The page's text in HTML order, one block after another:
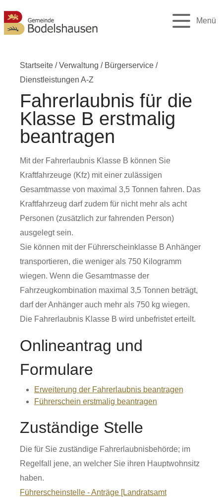
Menü
Startseite /Verwaltung / Bürgerservice /
Dienstleistungen A-Z
Fahrerlaubnis für die
Klasse B erstmalig
beantragen
Mit der Fahrerlaubnis Klasse B können Sie
Kraftfahrzeuge (Kfz) mit einer zulässigen
Gesamtmasse von maximal 3,5 Tonnen fahren. Das
Kraftfahrzeug darf zudem für nicht mehr als acht
Personen (zusätzlich zur fahrenden Person)
ausgelegt sein.
Sie können mit der Führerscheinklasse B Anhänger
transportieren, die weniger als 750 Kilogramm
wiegen. Wenn die Gesamtmasse der
Fahrzeugkombination maximal 3,5 Tonnen beträgt,
darf der Anhänger auch mehr als 750 kg wiegen.
Die Fahrerlaubnis Klasse B wird unbefristet erteilt.
Onlineantrag und
Formulare
Erweiterung der Fahrerlaubnis beantragen
Führerschein erstmalig beantragen
Zuständige Stelle
Die für Sie zuständige Fahrerlaubnisbehörde; im
Regelfall jene, an welcher Sie ihren Hauptwohnsitz
haben.
Führerscheinstelle - Anträge [Landratsamt